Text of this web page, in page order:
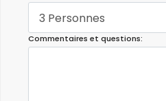
3 Personnes
Commentaires et questions: